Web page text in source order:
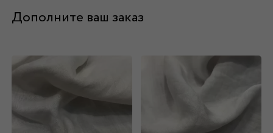
Дополните ваш заказ